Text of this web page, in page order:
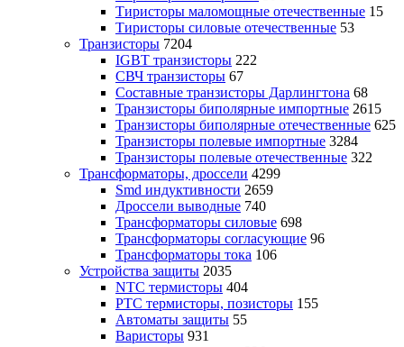
Тиристоры маломощные отечественные 15
Тиристоры силовые отечественные 53
Транзисторы 7204
IGBT транзисторы 222
СВЧ транзисторы 67
Составные транзисторы Дарлингтона 68
Транзисторы биполярные импортные 2615
Транзисторы биполярные отечественные 625
Транзисторы полевые импортные 3284
Транзисторы полевые отечественные 322
Трансформаторы, дроссели 4299
Smd индуктивности 2659
Дроссели выводные 740
Трансформаторы силовые 698
Трансформаторы согласующие 96
Трансформаторы тока 106
Устройства защиты 2035
NTC термисторы 404
PTC термисторы, позисторы 155
Автоматы защиты 55
Варисторы 931